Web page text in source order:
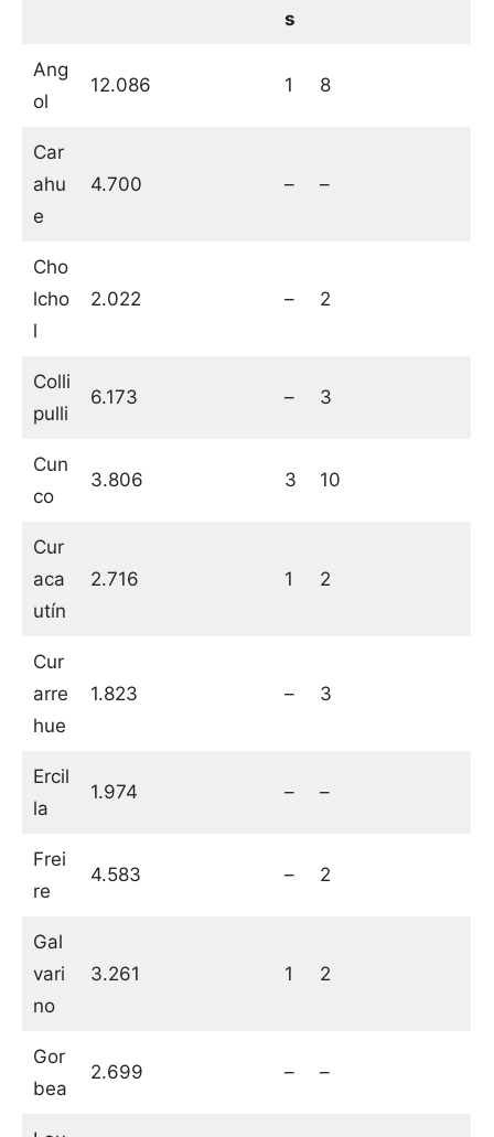
s
Ang
ol
12.086 1 8
Car
ahu
e
4.700 – –
Cho
lcho
l
2.022 – 2
Colli
pulli
6.173 – 3
Cun
co
3.806 3 10
Cur
aca
utín
2.716 1 2
Cur
arre
hue
1.823 – 3
Ercil
la
1.974 – –
Frei
re
4.583 – 2
Gal
vari
no
3.261 1 2
Gor
bea
2.699 – –